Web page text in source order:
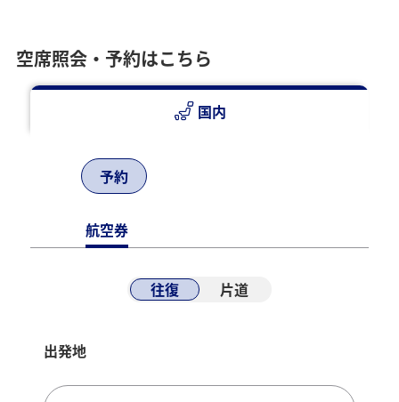
空席照会・予約はこちら
国内
予約
航空券
往復 片道
出発地